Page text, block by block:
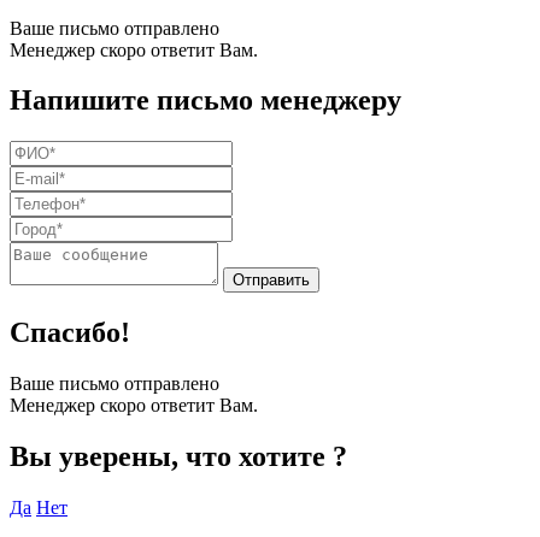
Ваше письмо отправлено
Менеджер скоро ответит Вам.
Напишите письмо менеджеру
Спасибо!
Ваше письмо отправлено
Менеджер скоро ответит Вам.
Вы уверены, что хотите ?
Да Нет